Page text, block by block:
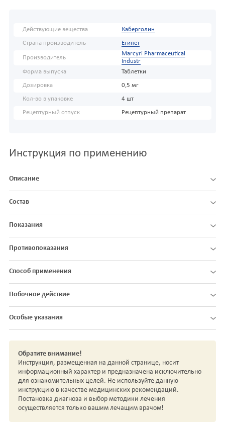
Действующие вещества Каберголин
Страна производитель Египет
Производитель
Marcyri Pharmaceutical
Industr
Форма выпуска
Таблетки
Дозировка 0,5 мг
Кол-во в упаковке 4 шт
Рецептурный отпуск Рецептурный препарат
Инструкция по применению
Описание
Состав
Показания
Противопоказания
Способ применения
Побочное действие
Особые указания
Обратите внимание!
Инструкция, размещенная на данной странице, носит
информационный характер и предназначена исключительно
для ознакомительных целей. Не используйте данную
инструкцию в качестве медицинских рекомендаций.
Постановка диагноза и выбор методики лечения
осуществляется только вашим лечащим врачом!